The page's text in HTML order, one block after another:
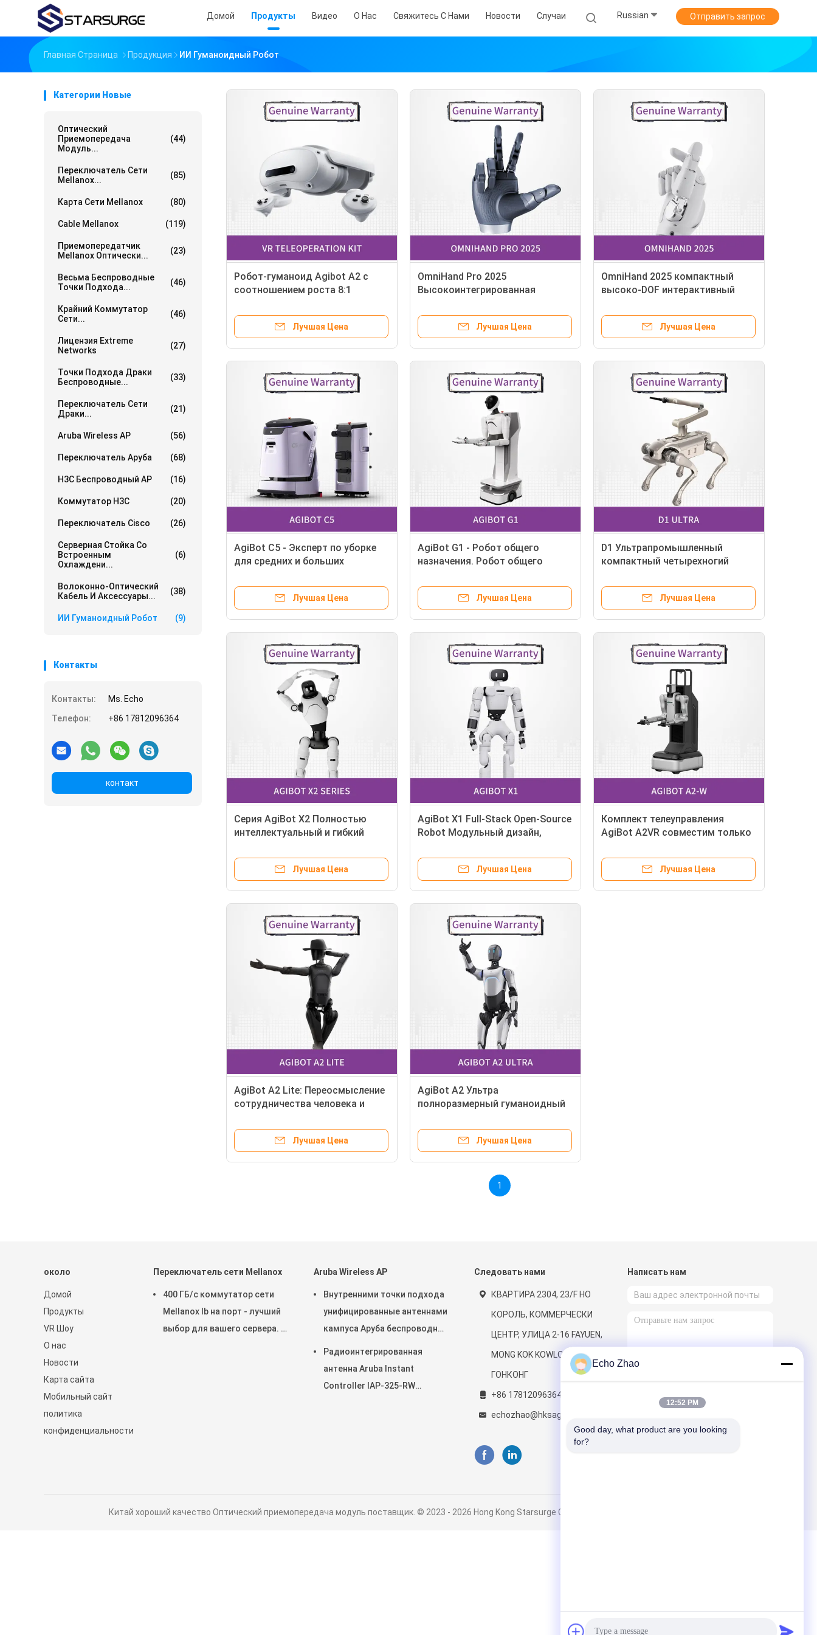
Домой Продукты Видео О Нас Свяжитесь С Нами Новости Случаи Russian Отправить запрос
Главная Страница Продукция ИИ Гуманоидный Робот
Категории Новые
Оптический
Приемопередача
Модуль...
(44)
Переключатель Сети
Mellanox...
(85)
Карта Сети Mellanox (80)
Cable Mellanox (119)
Приемопередатчик
Mellanox Оптически...
(23)
Весьма Беспроводные
Точки Подхода...
(46)
Крайний Коммутатор
Сети...
(46)
Лицензия Extreme
Networks
(27)
Точки Подхода Драки
Беспроводные...
(33)
Переключатель Сети
Драки...
(21)
Aruba Wireless AP (56)
Переключатель Аруба (68)
H3C Беспроводный AP (16)
Коммутатор H3C (20)
Переключатель Cisco (26)
Серверная Стойка Со
Встроенным
Охлаждени...
(6)
Волоконно-Оптический
Кабель И Аксессуары...
(38)
ИИ Гуманоидный Робот (9)
Контакты
Контакты:
Ms. Echo
Телефон:
+86 17812096364
контакт
Робот-гуманоид Agibot A2 с
соотношением роста 8:1
настройкой для мгновенной
Лучшая Цена
OmniHand Pro 2025
Высокоинтегрированная
рукаУлучшенное восприятие,
больше возможностей
Лучшая Цена
OmniHand 2025 компактный
высоко-DOF интерактивный
формы, бесшовная
совместимостьЛучшая Цена
AgiBot C5 - Эксперт по уборке
для средних и больших
Лучшая Цена
AgiBot G1 - Робот общего
назначения. Робот общего
для сбора данных и вывода
моделей.
Лучшая Цена
D1 Ультрапромышленный
компактный четырехногий
специализированных и
промышленных применений
Лучшая Цена
Серия AgiBot X2 Полностью
интеллектуальный и гибкий
интеллектуальный
Лучшая Цена
AgiBot X1 Full-Stack Open-Source
Robot Модульный дизайн,
безопасный и легкий,
высокомасштабируемый
Лучшая Цена
Комплект телеуправления
AgiBot A2VR совместим только
Лучшая Цена
AgiBot A2 Lite: Переосмысление
сотрудничества человека и
производительности
Полноразмерная звезда ИИ
Лучшая Цена
AgiBot A2 Ультра
полноразмерный гуманоидный
Лучшая Цена
1
около
Домой
Продукты
VR Шоу
О нас
Новости
Карта сайта
Мобильный сайт
политика
конфиденциальности
Переключатель сети Mellanox
400 ГБ/с коммутатор сети
Mellanox Ib на порт - лучший
выбор для вашего сервера. В
Aruba Wireless AP
Внутренними точки подхода
унифицированные антеннами
кампуса Аруба беспроводные
Радиоинтегрированная
антенна Aruba Instant
Controller IAP-325-RW
Следовать нами
КВАРТИРА 2304, 23/F HO
КОРОЛЬ, КОММЕРЧЕСКИ
ЦЕНТР, УЛИЦА 2-16 FAYUEN,
MONG KOK KOWLOON
ГОНКОНГ
+86 17812096364
echozhao@hksageconnect.com
Написать нам
Отправить
Китай хороший качество Оптический приемопередача модуль поставщик. © 2023 - 2026 Hong Kong Starsurge Group Co., Limited. All Rights Reserved.
Echo Zhao
12:52 PM
Good day, what product are you looking
for?